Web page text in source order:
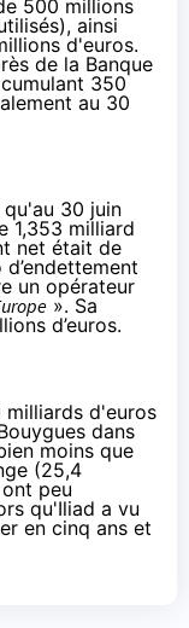
500 millions
ainsi
d'euros.
de la Banque
350
au 30
30 juin
1,353 milliard
net était de
un opérateur
». Sa
d’euros.
milliards d'euros
dans
moins que
(25,4
peu
qu'Iliad a vu
en cinq ans et